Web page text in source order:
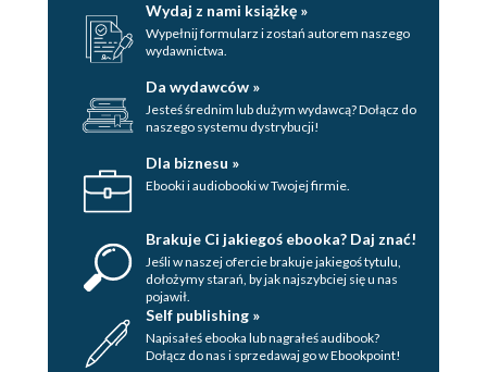
Wydaj z nami książkę »
Wypełnij formularz i zostań autorem naszego
wydawnictwa.
Da wydawców »
Jesteś średnim lub dużym wydawcą? Dołącz do
naszego systemu dystrybucji!
Dla biznesu »
Ebooki i audiobooki w Twojej firmie.
Brakuje Ci jakiegoś ebooka? Daj znać!
Jeśli w naszej ofercie brakuje jakiegoś tytulu,
dołożymy starań, by jak najszybciej się u nas
pojawił.
Self publishing »
Napisałeś ebooka lub nagrałeś audibook?
Dołącz do nas i sprzedawaj go w Ebookpoint!